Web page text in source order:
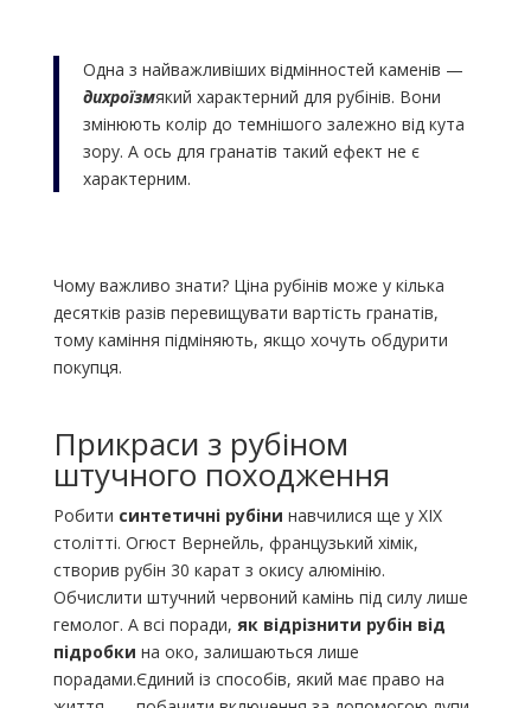
Одна з найважливіших відмінностей каменів —
дихроїзмякий характерний для рубінів. Вони
змінюють колір до темнішого залежно від кута
зору. А ось для гранатів такий ефект не є
характерним.
Чому важливо знати? Ціна рубінів може у кілька
десятків разів перевищувати вартість гранатів,
тому каміння підміняють, якщо хочуть обдурити
покупця.
Прикраси з рубіном
штучного походження
Робити синтетичні рубіни навчилися ще у ХІХ
столітті. Огюст Вернейль, французький хімік,
створив рубін 30 карат з окису алюмінію.
Обчислити штучний червоний камінь під силу лише
гемолог. А всі поради, як відрізнити рубін від
підробки на око, залишаються лише
порадами.Єдиний із способів, який має право на